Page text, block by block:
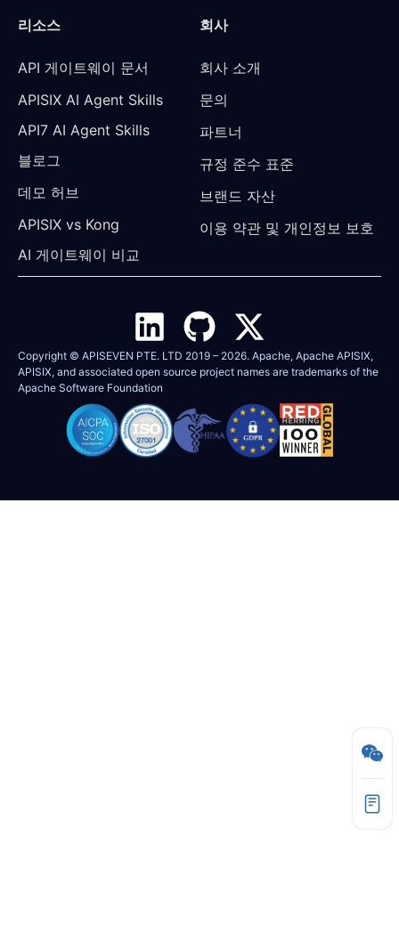
리소스
API 게이트웨이 문서
APISIX AI Agent Skills
API7 AI Agent Skills
블로그
데모 허브
APISIX vs Kong
AI 게이트웨이 비교
회사
회사 소개
문의
파트너
규정 준수 표준
브랜드 자산
이용 약관 및 개인정보 보호
Copyright © APISEVEN PTE. LTD 2019 – 2026. Apache, Apache APISIX,
APISIX, and associated open source project names are trademarks of the
Apache Software Foundation